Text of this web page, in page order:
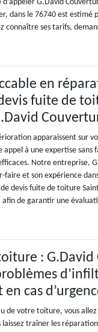
G.David
dans le 76740 est estimé
connaître ses tarifs,
en
fuite de
apparaissent sur
à une expertise sans
Notre entreprise,
faire et son expérience
devis fuite de toiture
afin de garantir une
: G.David
cas
de votre toiture, vous
laissez traîner les